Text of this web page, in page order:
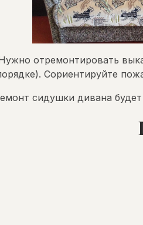
отремонтировать
Сориентируйте
сидушки дивана